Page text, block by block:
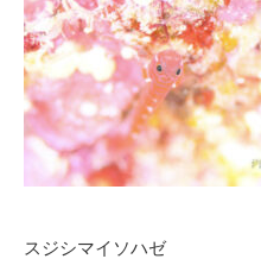
スジシマイソハゼ